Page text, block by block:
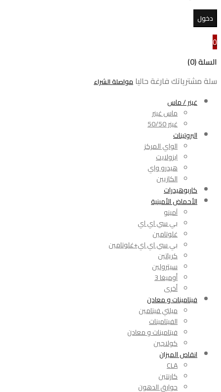
0
السلة (0)
سلة مشترياتك فارغة حاليا مواصلة الشراء
غينر / ماس
ماس غينر
غينر 50/50
البروتينات
الواي المركز
ايزولايت
هيدرو واي
الكازيين
كاربوهيدرات
الأحماض الأمينية
آمينو
بي سي اي اي
غلوتامين
بي سي اي اي+غلوتامين
كرياتين
سيترولين
أوميغا 3
أخرى
فيتامينات و معادن
ميلتي فيتامين
الفيتامينات
فيتامينات و معادن
كولاجين
انقاص الميزان
CLA
كارنتين
حوارق الدهون